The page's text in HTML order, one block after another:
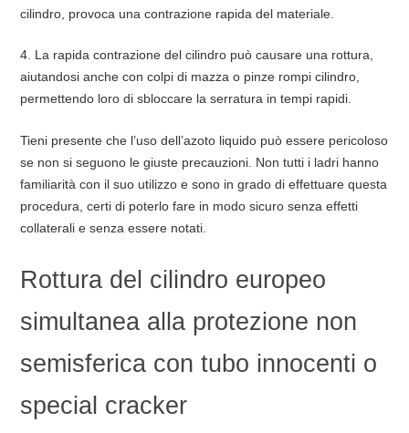
cilindro, provoca una contrazione rapida del materiale.
4. La rapida contrazione del cilindro può causare una rottura,
aiutandosi anche con colpi di mazza o pinze rompi cilindro,
permettendo loro di sbloccare la serratura in tempi rapidi.
Tieni presente che l’uso dell’azoto liquido può essere pericoloso
se non si seguono le giuste precauzioni. Non tutti i ladri hanno
familiarità con il suo utilizzo e sono in grado di effettuare questa
procedura, certi di poterlo fare in modo sicuro senza effetti
collaterali e senza essere notati.
Rottura del cilindro europeo
simultanea alla protezione non
semisferica con tubo innocenti o
special cracker